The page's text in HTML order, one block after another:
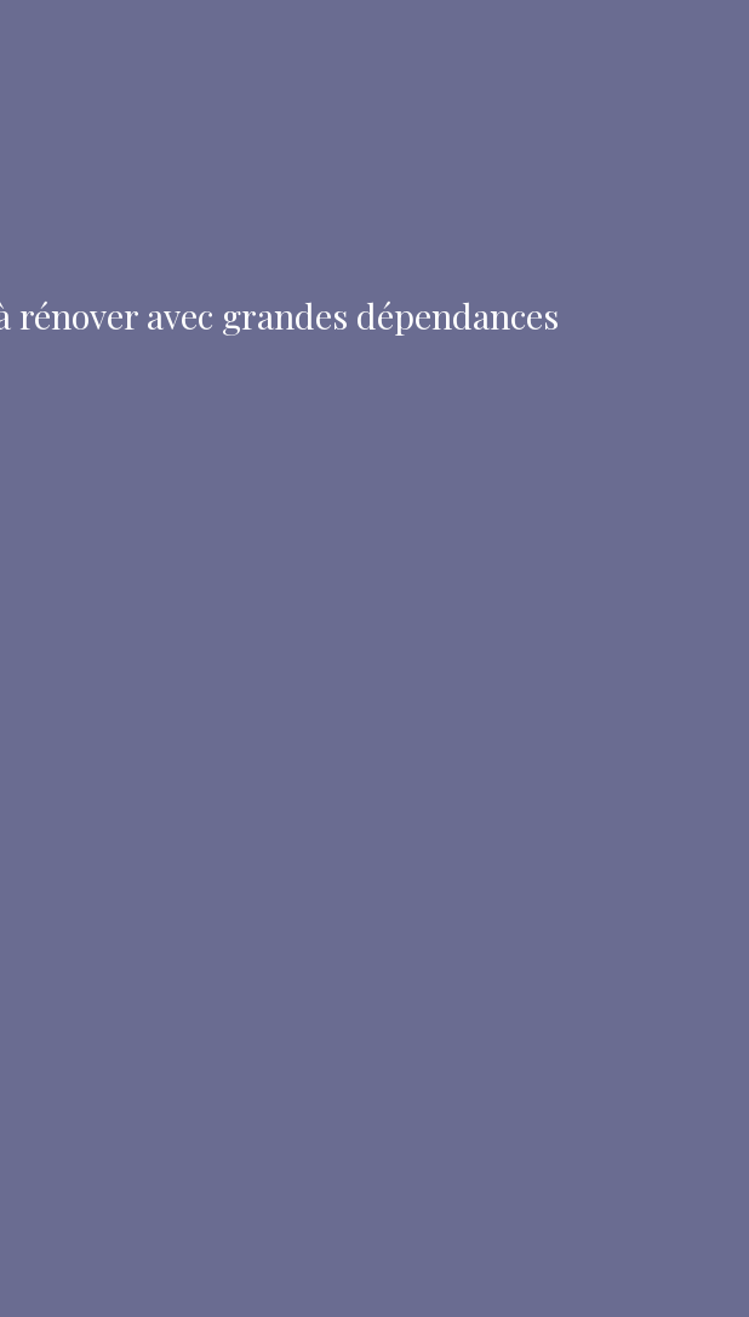
avec grandes dépendances